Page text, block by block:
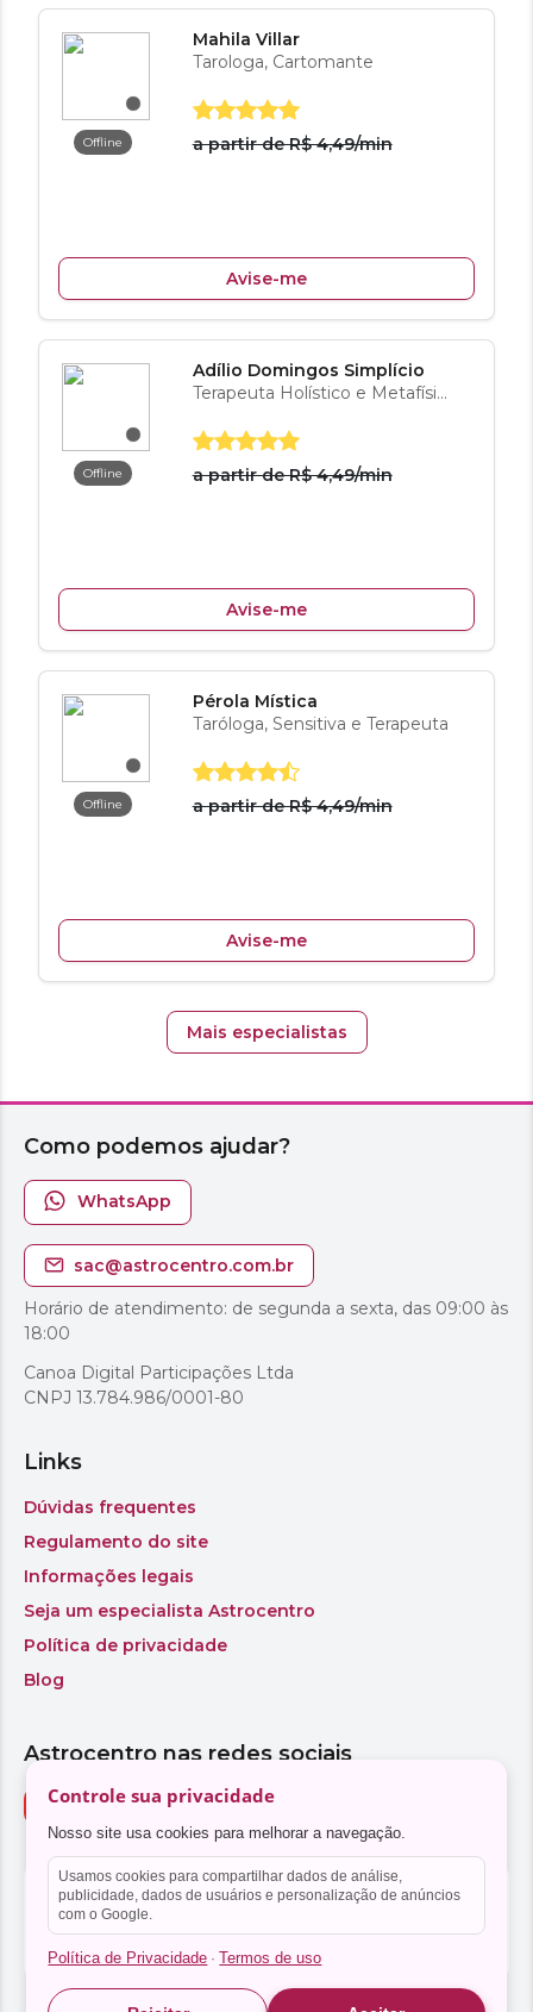
Controle sua privacidade
Nosso site usa cookies para melhorar a navegação.
Usamos cookies para compartilhar dados de análise,
publicidade, dados de usuários e personalização de anúncios
com o Google.
Política de Privacidade · Termos de uso